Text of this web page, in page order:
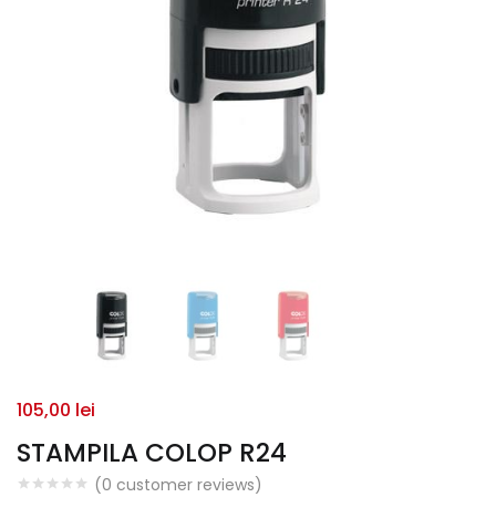
Lost password?
STAMPILA COLOP R24
(0 customer reviews)
105,00 lei